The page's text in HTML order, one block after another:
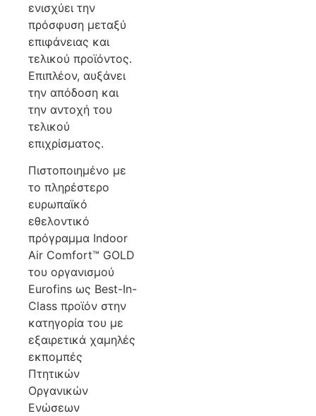
ενισχύει την
πρόσφυση μεταξύ
επιφάνειας και
τελικού προϊόντος.
Επιπλέον, αυξάνει
την απόδοση και
την αντοχή του
τελικού
επιχρίσματος.
Πιστοποιημένο με
το πληρέστερο
ευρωπαϊκό
εθελοντικό
πρόγραμμα Indoor
Air Comfort™ GOLD
του οργανισμού
Eurofins ως Best-In-
Class προϊόν στην
κατηγορία του με
εξαιρετικά χαμηλές
εκπομπές
Πτητικών
Οργανικών
Ενώσεων